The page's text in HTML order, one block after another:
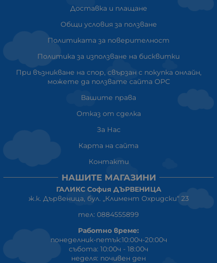
Доставка и плащане
Общи условия за ползване
Политиката за поверителност
Политика за използване на бисквитки
При възникване на спор, свързан с покупка онлайн,
можете да ползвате сайта ОРС
Вашите права
Отказ от сделка
За Нас
Карта на сайта
Контакти
НАШИТЕ МАГАЗИНИ
ГАЛИКС София ДЪРВЕНИЦА
ж.к. Дървеница, бул. „Климент Охридски“ 23
тел: 0884555899
Работно време:
понеделник-петък:10:00ч-20:00ч
събота: 10:00ч - 18:00ч
неделя: почивен ден